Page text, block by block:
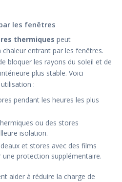
les fenêtres
thermiques peut
entrant par les fenêtres.
bloquer les rayons du soleil et de
plus stable. Voici
:
pendant les heures les plus
ou des stores
isolation.
et stores avec des films
protection supplémentaire.
aider à réduire la charge de